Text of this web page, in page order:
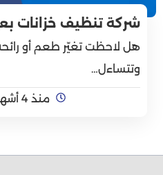
شركة تنظيف خزانات
هل لاحظت تغيّر طعم أو
وتتساءل…
منذ 4 أشهر